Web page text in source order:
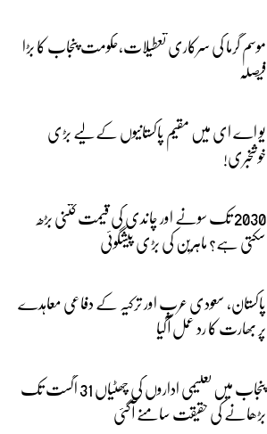
موسم گرما کی سرکاری تعطیلات،حکومت پنجاب کا بڑا
فیصلہ
یو اے ای میں مقیم پاکستانیوں کے لیے بڑی
خوشخبری!
2030 تک سونے اور چاندی کی قیمت کتنی بڑھ
سکتی ہے؟ ماہرین کی بڑی پیشگوئی
پاکستان، سعودی عرب اور ترکیہ کے دفاعی معاہدے
پر بھارت کا رد عمل آگیا
پنجاب میں تعلیمی اداروں کی چھٹیاں 31 اگست تک
بڑھانے کی حقیقت سامنے آگئی